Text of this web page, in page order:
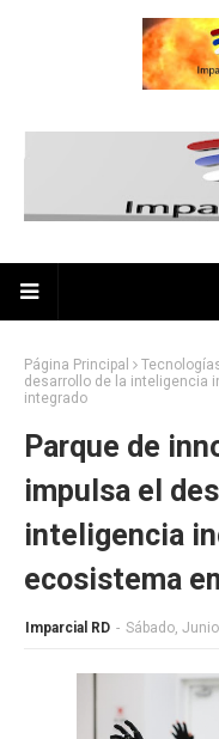
Página Principal
desarrollo de la inteligencia
integrado
Parque de
impulsa el
inteligencia
ecosistema
Imparcial RD - Sábado,